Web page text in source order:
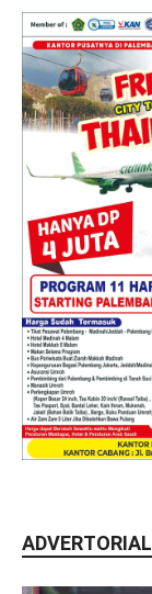
ADVERTORIAL